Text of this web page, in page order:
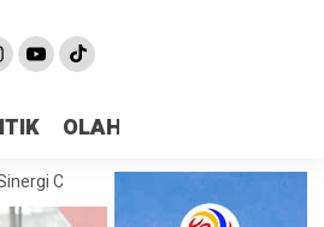
OLAHRAGA
Karhutla Bersama Polda Kaltim